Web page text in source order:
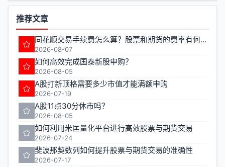
推荐文章
同花顺交易手续费怎么算？股票和期货的费率有何不同？
2026-08-07
如何高效完成国泰新股申购？
2026-08-05
A股打新顶格需要多少市值才能满额申购
2026-07-19
A股11点30分休市吗？
2026-08-05
如何利用米匡量化平台进行高效股票与期货交易
2026-07-24
斐波那契数列如何提升股票与期货交易的准确性
2026-07-17